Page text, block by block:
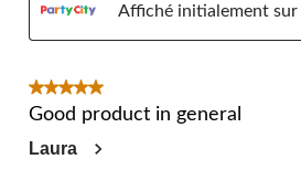
Affiché initialement
5 étoile(s) sur 5.
Good product in general
Laura